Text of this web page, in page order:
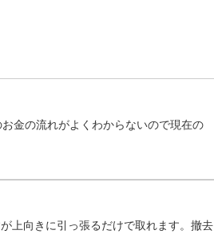
金の流れがよくわからないので現在の
上向きに引っ張るだけで取れます。撤去